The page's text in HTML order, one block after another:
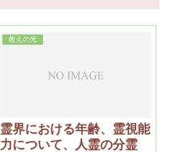
教えの光
霊界における年齢、霊視能
力について、人霊の分霊